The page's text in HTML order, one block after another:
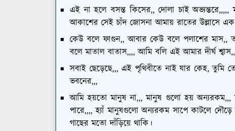
এই না হলে বসন্ত কিসের,, দোলা চাই
আকাশের সেই চাঁদ জোসনা আমায় রাতের উল্লাসে
কেউ বলে ফাগুন,, আবার কেউ বলে পলাশের মাস,,
বলে মাতাল বাতাস,,,, আমি বলি এই আমার দীর্ঘ
সবাই ছেড়েছে,,, এই পৃথিবীতে নাই যার কেহ,
ভবনের,,,
আমি হয়তো মানুষ না,,, মানুষ গুলো হয় অন্যরকম,,,
পারে,,,, হ্যাঁ মানুষগুলো অন্যরকম সাপে কাটলে
গাছের মতো দাঁড়িয়ে থাকি।